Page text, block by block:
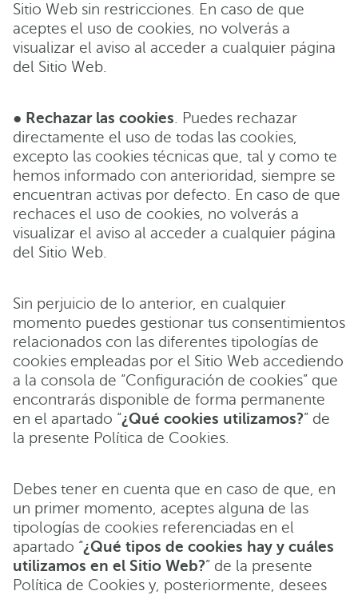
Sitio Web sin restricciones. En caso de que
aceptes el uso de cookies, no volverás a
visualizar el aviso al acceder a cualquier página
del Sitio Web.
● Rechazar las cookies. Puedes rechazar
directamente el uso de todas las cookies,
excepto las cookies técnicas que, tal y como te
hemos informado con anterioridad, siempre se
encuentran activas por defecto. En caso de que
rechaces el uso de cookies, no volverás a
visualizar el aviso al acceder a cualquier página
del Sitio Web.
Sin perjuicio de lo anterior, en cualquier
momento puedes gestionar tus consentimientos
relacionados con las diferentes tipologías de
cookies empleadas por el Sitio Web accediendo
a la consola de “Configuración de cookies” que
encontrarás disponible de forma permanente
en el apartado “¿Qué cookies utilizamos?” de
la presente Política de Cookies.
Debes tener en cuenta que en caso de que, en
un primer momento, aceptes alguna de las
tipologías de cookies referenciadas en el
apartado “¿Qué tipos de cookies hay y cuáles
utilizamos en el Sitio Web?” de la presente
Política de Cookies y, posteriormente, desees